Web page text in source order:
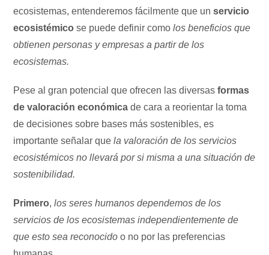
ecosistemas, entenderemos fácilmente que unservicio
ecosistémicose puede definir comolos beneficios que
obtienen personas y empresas a partir de los
ecosistemas.
Pese al gran potencial que ofrecen las diversasformas
de valoración económica de cara a reorientar la toma
de decisiones sobre bases más sostenibles, es
importante señalar quela valoración de los servicios
ecosistémicos no llevará por si misma a una situación de
sostenibilidad.
Primero,los seres humanos dependemos de los
servicios de los ecosistemas independientemente de
que esto sea reconocido o no por las preferencias